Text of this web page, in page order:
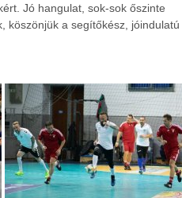
Jó hangulat, sok-sok őszinte
köszönjük a segítőkész, jóindulatú